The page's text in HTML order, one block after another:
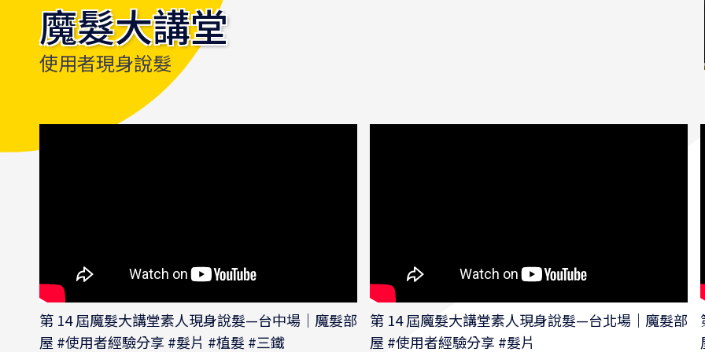
魔髮大講堂
使用者現身說髮
第 14 屆魔髮大講堂素人現身說髮—台中場｜魔髮部
屋 #使用者經驗分享 #髮片 #植髮 #三鐵
第 14 屆魔髮大講堂素人現身說髮—台北場｜魔髮部
屋 #使用者經驗分享 #髮片